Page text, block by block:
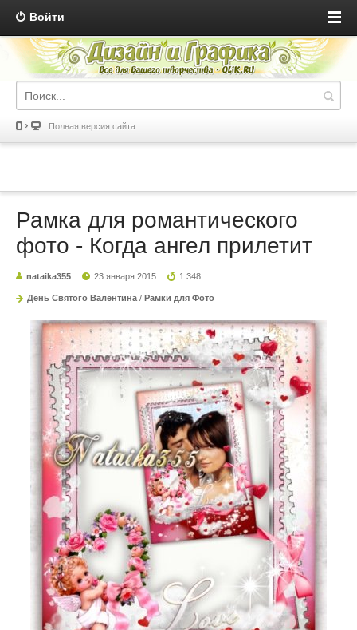
Войти
Полная версия сайта
Рамка для романтического
фото - Когда ангел прилетит
nataika355 23 января 2015 1 348
День Святого Валентина / Рамки для Фото